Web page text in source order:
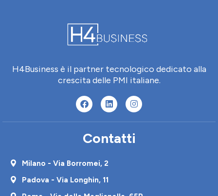
Contatti
Milano - Via Borromei, 2
Padova - Via Longhin, 11
H4Business è il partner tecnologico dedicato alla
crescita delle PMI italiane.